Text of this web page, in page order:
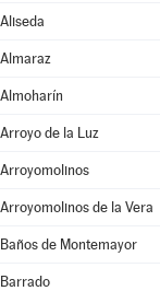
Aliseda
Almaraz
Almoharín
Arroyo de la Luz
Arroyomolinos
Arroyomolinos de la Vera
Baños de Montemayor
Barrado